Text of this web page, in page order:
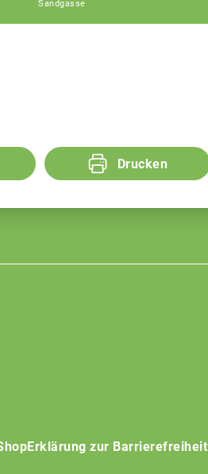
Sandgasse
Drucken
Erklärung zur Barrierefreiheit